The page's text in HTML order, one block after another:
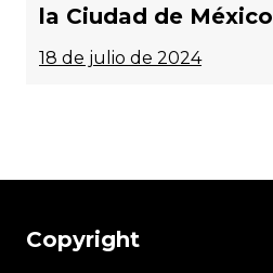
la Ciudad de México
18 de julio de 2024
Copyright